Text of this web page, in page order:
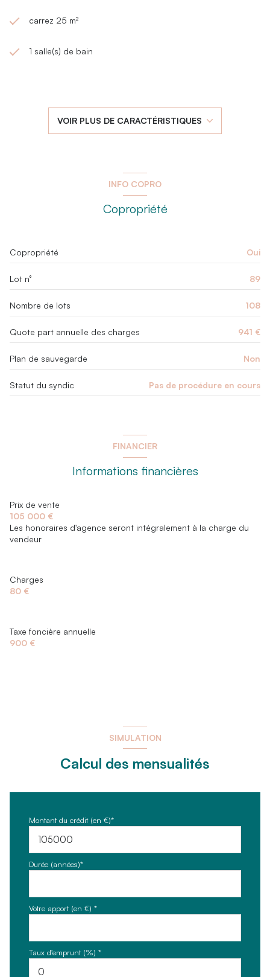
carrez 25 m²
1 salle(s) de bain
ascenseur
balcon
interphone
VOIR PLUS DE CARACTÉRISTIQUES
INFO COPRO
Copropriété
Copropriété Oui
Lot n° 89
Nombre de lots 108
Quote part annuelle des charges 941 €
Plan de sauvegarde Non
Statut du syndic Pas de procédure en cours
FINANCIER
Informations financières
Prix de vente
105 000 €
Les honoraires d'agence seront intégralement à la charge du
vendeur
Charges
80 €
Taxe foncière annuelle
900 €
SIMULATION
Calcul des mensualités
Montant du crédit (en €)*
Durée (années)*
Votre apport (en €) *
Taux d'emprunt (%) *